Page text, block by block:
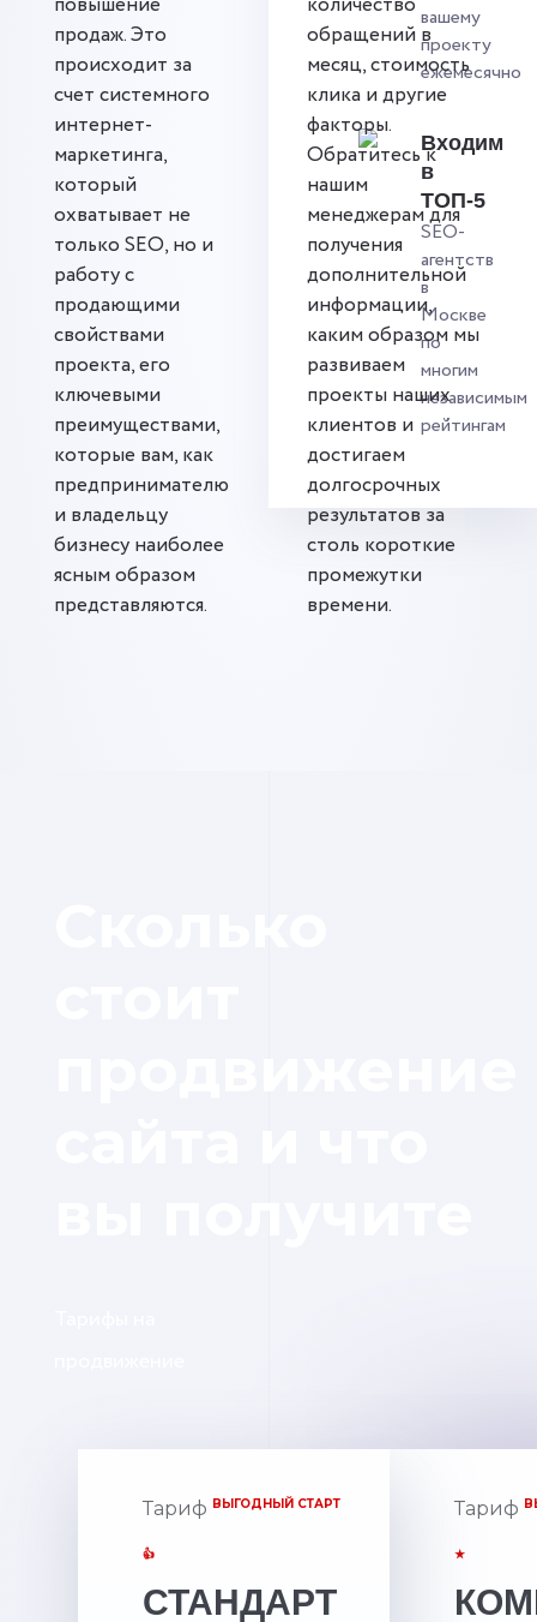
вашему
проекту
ежемесячно
Входим
в
ТОП-5
SEO-
агентств
в
Москве
по
многим
независимым
рейтингам
продаж. Это
происходит за
счет системного
интернет-
маркетинга,
который
охватывает не
только SEO, но и
работу с
продающими
свойствами
проекта, его
ключевыми
преимуществами,
которые вам, как
предпринимателю
и владельцу
бизнесу наиболее
ясным образом
представляются.
обращений в
месяц, стоимость
клика и другие
факторы.
Обратитесь к
нашим
менеджерам для
получения
дополнительной
информации,
каким образом мы
развиваем
проекты наших
клиентов и
достигаем
долгосрочных
результатов за
столь короткие
промежутки
времени.
Тариф ВЫГОДНЫЙ СТАРТ
👍
СТАНДАРТ
Тариф
★